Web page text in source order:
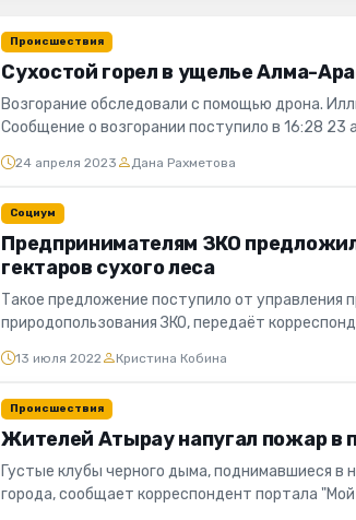
Происшествия
Сухостой горел в ущелье Алма-
Возгорание обследовали с помощью дрона.
Сообщение о возгорании поступило в 16:28 23
24 апреля 2023 Дана Рахметова
Социум
Предпринимателям ЗКО
гектаров сухого леса
Такое предложение поступило от управления
природопользования ЗКО, передаёт
13 июля 2022 Кристина Кобина
Происшествия
Жителей Атырау напугал пожар в
Густые клубы черного дыма, поднимавшиеся в
города, сообщает корреспондент портала